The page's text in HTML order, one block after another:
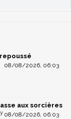
08/08/2026, 06:03
aux sorcières
08/08/2026, 06:03